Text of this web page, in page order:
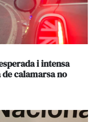
i intensa
calamarsa no